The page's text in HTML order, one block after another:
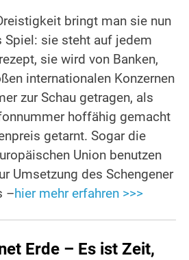
bringt man sie nun
Spiel: sie steht auf jedem
sie wird von Banken,
internationalen Konzernen
zur Schau getragen, als
hoffähig gemacht
getarnt. Sogar die
Union benutzen
Umsetzung des Schengener
–hier mehr erfahren >>>
Erde – Es ist Zeit,